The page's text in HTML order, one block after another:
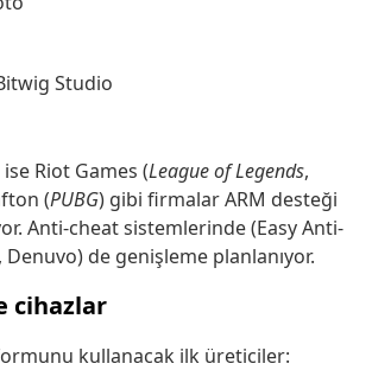
Studio
Riot Games (League of Legends,
(PUBG) gibi firmalar ARM desteği
Anti-cheat sistemlerinde (Easy Anti-
Denuvo) de genişleme planlanıyor.
cihazlar
kullanacak ilk üreticiler: